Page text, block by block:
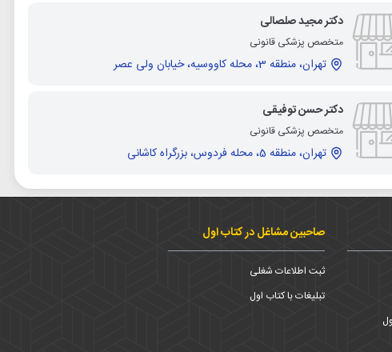
دکتر مجید صلصالی
متخصص پزشکی قانونی
تهران، منطقه 3، محله کاووسیه، خیابان ولی عصر
دکتر حسن توفیقی
متخصص پزشکی قانونی
تهران، منطقه 5، محله فردوس، بزرگراه کاشانی
صاحبین مشاغل در کتاب اول
ثبت اطلاعات شغلی
تبلیغات با کتاب اول